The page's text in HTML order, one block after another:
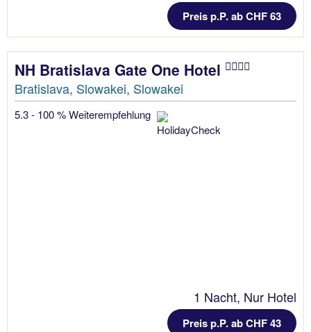
Preis p.P. ab CHF 63
NH Bratislava Gate One Hotel
Bratislava, Slowakei, Slowakei
5.3 - 100 % Weiterempfehlung
1 Nacht, Nur Hotel
Preis p.P. ab CHF 43